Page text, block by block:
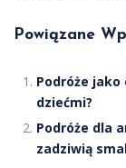
Powiązane
Podróże
dziećmi?
Podróże dla
zadziwią